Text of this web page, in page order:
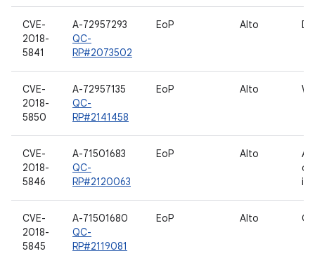
CVE-
2018-
5841
A-72957293
QC-
RP#2073502
EoP Alto
CVE-
2018-
5850
A-72957135
QC-
RP#2141458
EoP Alto
CVE-
2018-
5846
A-71501683
QC-
RP#2120063
EoP Alto
CVE-
2018-
5845
A-71501680
QC-
RP#2119081
EoP Alto